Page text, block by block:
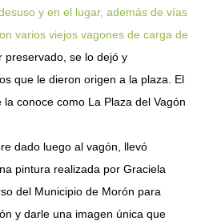
y en el lugar, además de vías
varios viejos vagones de carga de
preservado, se lo dejó y
que le dieron origen a la plaza. El
conoce como La Plaza del Vagón
dado luego al vagón, llevó
pintura realizada por Graciela
del Municipio de Morón para
y darle una imagen única que